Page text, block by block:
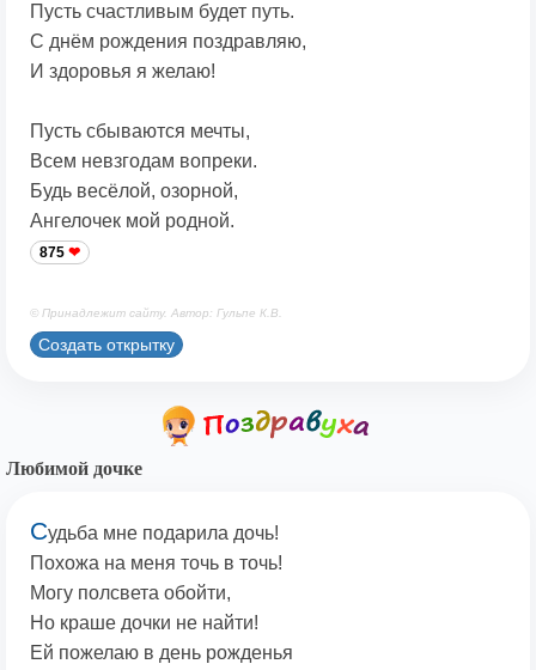
Пусть счастливым будет путь.
С днём рождения поздравляю,
И здоровья я желаю!
Пусть сбываются мечты,
Всем невзгодам вопреки.
Будь весёлой, озорной,
Ангелочек мой родной.
875
© Принадлежит сайту. Автор: Гульпе К.В.
Создать открытку
Любимой дочке
Судьба мне подарила дочь!
Похожа на меня точь в точь!
Могу полсвета обойти,
Но краше дочки не найти!
Ей пожелаю в день рожденья